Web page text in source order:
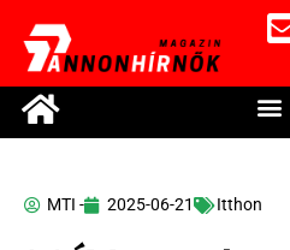
MTI - 2025-06-21 Itthon